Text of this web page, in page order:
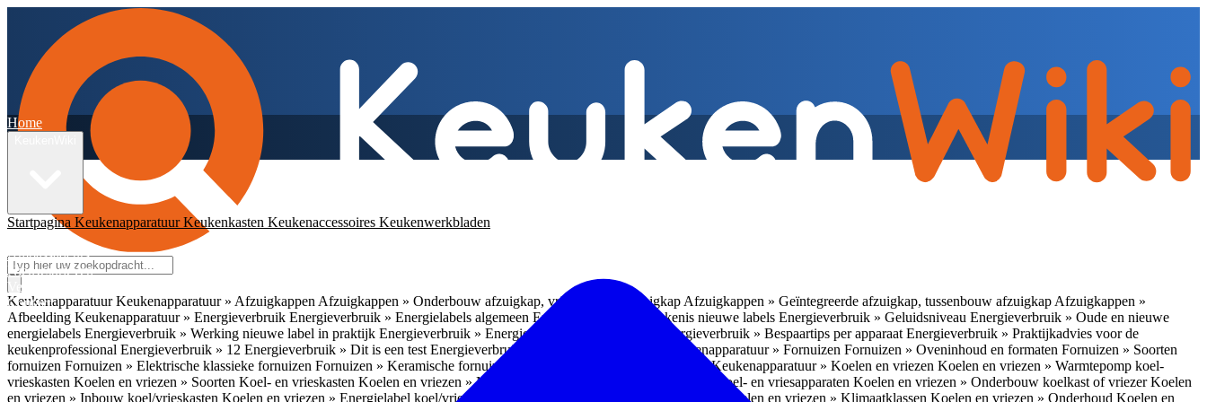
KeukenapparatuurKeukenapparatuur » Afzuigkappen Afzuigkappen » Onderbouw afzuigkap, vrijhangende afzuigkap Afzuigkappen » Geïntegreerde afzuigkap, tussenbouw afzuigkap Afzuigkappen »
Afbeelding Keukenapparatuur » Energieverbruik Energieverbruik » Energielabels algemeen Energieverbruik » Betekenis nieuwe labels Energieverbruik » Geluidsniveau Energieverbruik » Oude en nieuwe
energielabels Energieverbruik » Werking nieuwe label in praktijk Energieverbruik » Energieverbruik in de praktijk Energieverbruik » Bespaartips per apparaat Energieverbruik » Praktijkadvies voor de
keukenprofessional Energieverbruik » 12 Energieverbruik » Dit is een test Energieverbruik » 1 Keukenapparatuur » Fornuizen Fornuizen » Oveninhoud en formaten Fornuizen » Soorten
fornuizen Fornuizen » Elektrische klassieke fornuizen Fornuizen » Keramische fornuizen Keukenapparatuur » InbouwladesKeukenapparatuur » Koelen en vriezen Koelen en vriezen » Warmtepomp koel-
vrieskasten Koelen en vriezen » Soorten Koel- en vrieskasten Koelen en vriezen » Nismaten Koelen en vriezen » Vrijstaande koel- en vriesapparaten Koelen en vriezen » Onderbouw koelkast of vriezerKoelen
en vriezen » Inbouw koel/vrieskasten Koelen en vriezen » Energielabel koel/vrieskasten Koelen en vriezen » Klimaatklassen Koelen en vriezen » Onderhoud Koelen en
Home
Startpagina KeukenapparatuurKeukenkasten Keukenaccessoires Keukenwerkbladen
Ambassadeurs
Nieuwsbrieven
Veelgestelde vragen
Contact